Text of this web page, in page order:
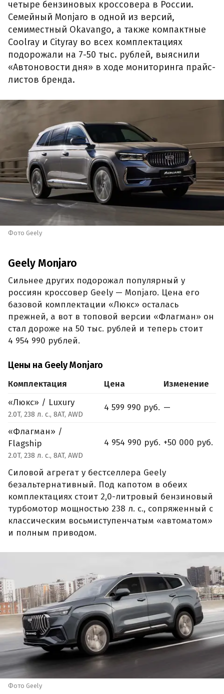
четыре бензиновых кроссовера в России.
Семейный Monjaro в одной из версий,
семиместный Okavango, а также компактные
Coolray и Cityray во всех комплектациях
подорожали на 7-50 тыс. рублей, выяснили
«Автоновости дня» в ходе мониторинга прайс-
листов бренда.
Фото Geely
Geely Monjaro
Сильнее других подорожал популярный у
россиян кроссовер Geely — Monjaro. Цена его
базовой комплектации «Люкс» осталась
прежней, а вот в топовой версии «Флагман» он
стал дороже на 50 тыс. рублей и теперь стоит
4 954 990 рублей.
Цены на Geely Monjaro
Комплектация Цена
Изменение
«Люкс» / Luxury
2.0T, 238 л. с., 8AT, AWD
4 599 990 руб. —
«Флагман» /
Flagship
2.0T, 238 л. с., 8AT, AWD
4 954 990 руб. +50 000 руб.
Силовой агрегат у бестселлера Geely
безальтернативный. Под капотом в обеих
комплектациях стоит 2,0-литровый бензиновый
турбомотор мощностью 238 л. с., сопряженный с
классическим восьмиступенчатым «автоматом»
и полным приводом.
Фото Geely